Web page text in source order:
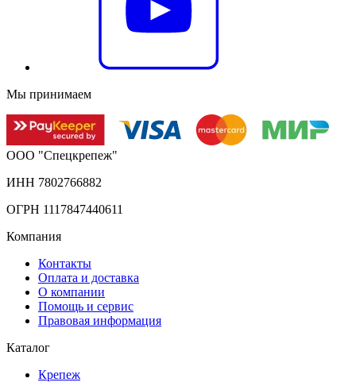
Мы принимаем
ООО "Спецкрепеж"
ИНН 7802766882
ОГРН 1117847440611
Компания
Контакты
Оплата и доставка
О компании
Помощь и сервис
Правовая информация
Каталог
Крепеж